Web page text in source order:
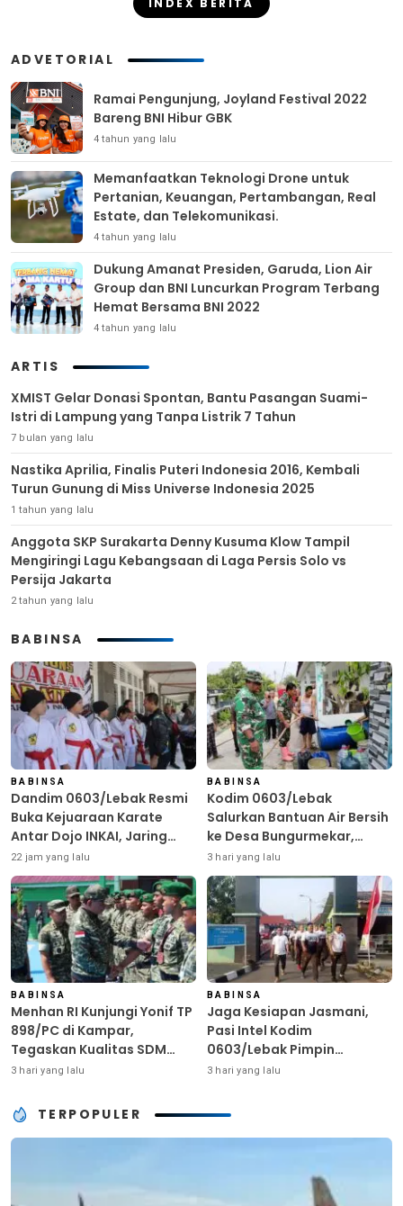
INDEX BERITA
ADVETORIAL
Ramai Pengunjung, Joyland Festival 2022
Bareng BNI Hibur GBK
4 tahun yang lalu
Memanfaatkan Teknologi Drone untuk
Pertanian, Keuangan, Pertambangan, Real
Estate, dan Telekomunikasi.
4 tahun yang lalu
Dukung Amanat Presiden, Garuda, Lion Air
Group dan BNI Luncurkan Program Terbang
Hemat Bersama BNI 2022
4 tahun yang lalu
ARTIS
XMIST Gelar Donasi Spontan, Bantu Pasangan Suami-
Istri di Lampung yang Tanpa Listrik 7 Tahun
7 bulan yang lalu
Nastika Aprilia, Finalis Puteri Indonesia 2016, Kembali
Turun Gunung di Miss Universe Indonesia 2025
1 tahun yang lalu
Anggota SKP Surakarta Denny Kusuma Klow Tampil
Mengiringi Lagu Kebangsaan di Laga Persis Solo vs
Persija Jakarta
2 tahun yang lalu
BABINSA
BABINSA
Dandim 0603/Lebak Resmi
Buka Kejuaraan Karate
Antar Dojo INKAI, Jaring
Bibit Atlet Unggul Sambut
HUT ke-81 RI
22 jam yang lalu
BABINSA
Kodim 0603/Lebak
Salurkan Bantuan Air Bersih
ke Desa Bungurmekar,
Ringankan Beban Warga
Terdampak Kemarau
3 hari yang lalu
BABINSA
Menhan RI Kunjungi Yonif TP
898/PC di Kampar,
Tegaskan Kualitas SDM
Kunci Kekuatan TNI
3 hari yang lalu
BABINSA
Jaga Kesiapan Jasmani,
Pasi Intel Kodim
0603/Lebak Pimpin
Pembinaan Fisik Rutin
3 hari yang lalu
TERPOPULER